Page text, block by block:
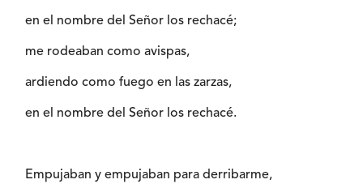
en el nombre del Señor los rechacé;
me rodeaban como avispas,
ardiendo como fuego en las zarzas,
en el nombre del Señor los rechacé.
Empujaban y empujaban para derribarme,